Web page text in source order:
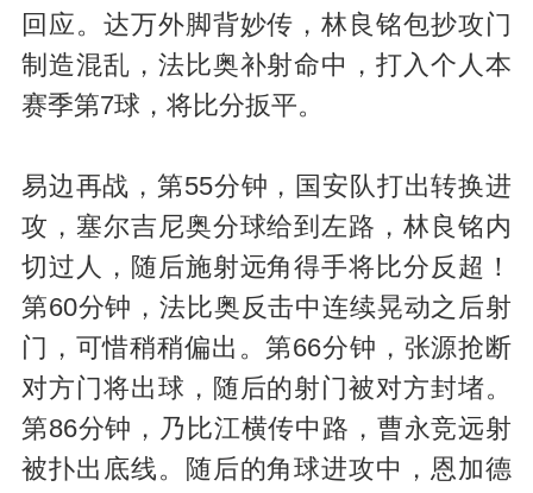
回应。达万外脚背妙传，林良铭包抄攻门
制造混乱，法比奥补射命中，打入个人本
赛季第7球，将比分扳平。
易边再战，第55分钟，国安队打出转换进
攻，塞尔吉尼奥分球给到左路，林良铭内
切过人，随后施射远角得手将比分反超！
第60分钟，法比奥反击中连续晃动之后射
门，可惜稍稍偏出。第66分钟，张源抢断
对方门将出球，随后的射门被对方封堵。
第86分钟，乃比江横传中路，曹永竞远射
被扑出底线。随后的角球进攻中，恩加德